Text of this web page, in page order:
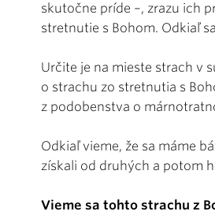
skutočne príde –, zrazu ich
stretnutie s Bohom. Odkiaľ
Určite je na mieste strach v
o strachu zo stretnutia s
z podobenstva o
Odkiaľ vieme, že sa máme
získali od druhých a potom
Vieme sa tohto strachu z